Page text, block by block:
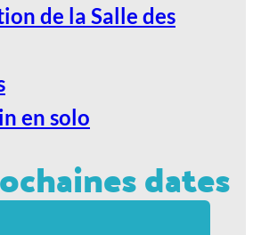
de la Salle des
en solo
dates